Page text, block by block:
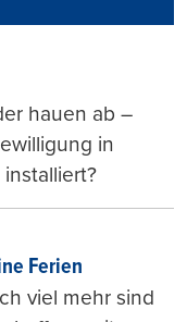
hauen ab –
in
Ferien
viel mehr sind